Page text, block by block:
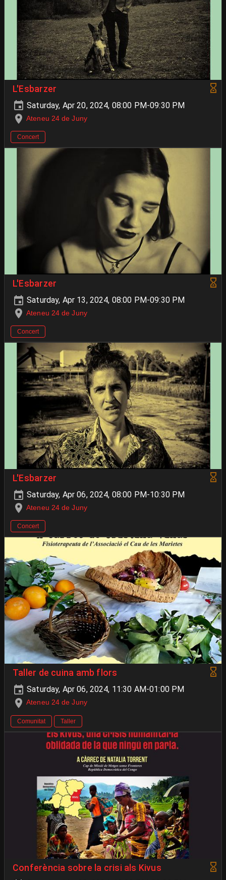
L'Esbarzer
Saturday, Apr 20, 2024, 08:00 PM-09:30 PM
Ateneu 24 de Juny
Concert
L'Esbarzer
Saturday, Apr 13, 2024, 08:00 PM-09:30 PM
Ateneu 24 de Juny
Concert
L'Esbarzer
Saturday, Apr 06, 2024, 08:00 PM-10:30 PM
Ateneu 24 de Juny
Concert
Taller de cuina amb flors
Saturday, Apr 06, 2024, 11:30 AM-01:00 PM
Ateneu 24 de Juny
Comunitat Taller
Conferència sobre la crisi als Kivus